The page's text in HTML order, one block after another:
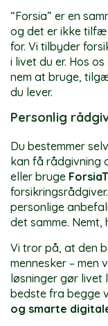
“Forsia” er en
og det er ikke
for. Vi tilbyder
i livet du er. Hos
nem at bruge,
du lever.
Personlig
Du bestemmer
kan få rådgivning
eller bruge
personlige
det samme.
Vi tror på, at den
mennesker – men
løsninger gør livet
bedste fra begge
og smarte